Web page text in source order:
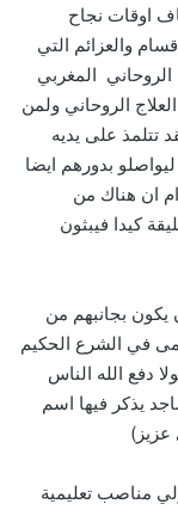
اوقات نجاح
والعزائم التي
المغربي
الروحاني ولمن
تتلمذ على يديه
بدورهم ايضا
ان هناك من
كيدا فيبثون
يكون بجانبهم من
في الشرع الحكيم
دفع الله الناس
يذكر فيها اسم
عزيز)
مناصب تعليمية